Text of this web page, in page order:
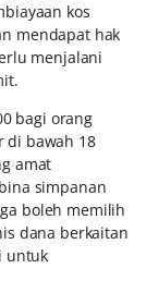
kos
mendapat hak
menjalani
bagi orang
di bawah 18
amat
simpanan
boleh memilih
dana berkaitan
untuk